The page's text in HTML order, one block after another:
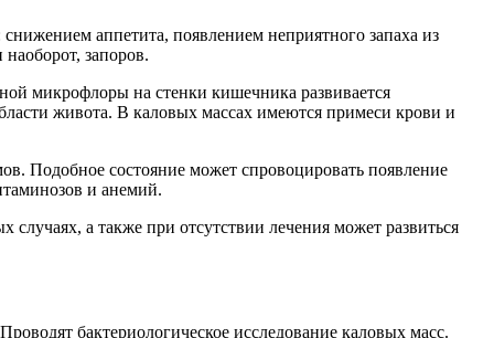
снижением аппетита, появлением неприятного запаха из
запоров.
микрофлоры на стенки кишечника развивается
живота. В каловых массах имеются примеси крови и
Подобное состояние может спровоцировать появление
и анемий.
а также при отсутствии лечения может развиться
бактериологическое исследование каловых масс.